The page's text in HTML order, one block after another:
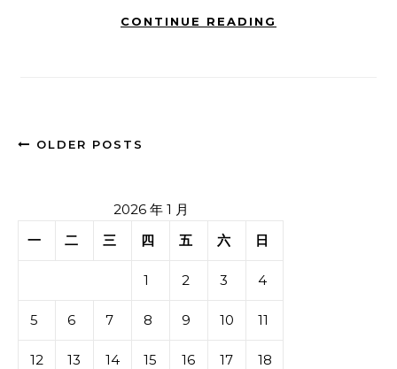
CONTINUE READING
OLDER POSTS
2026 年 1 月
一
二 三 四 五 六 日
1 2 3 4
5 6 7 8 9 10 11
12 13 14 15 16 17 18